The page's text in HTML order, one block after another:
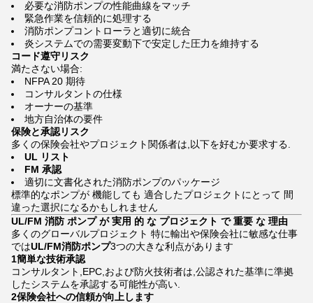
必要な消防ポンプの性能曲線をマッチ
緊急作業を信頼的に処理する
消防ポンプコントローラと適切に統合
炎システムでの需要変動下で安定した圧力を維持する
コード遵守リスク
満たさない場合:
NFPA 20 期待
コンサルタントの仕様
オーナーの基準
地方自治体の要件
保険と承認リスク
多くの保険会社やプロジェクト関係者は,以下を好むか要求する.
UL リスト
FM 承認
適切に文書化された消防ポンプのパッケージ
標準的なポンプが 機能しても 適合したプロジェクトにとって 間
違った選択になるかもしれません
UL/FM 消防 ポンプ が 実用 的 な プロジェクト で 重要 な 理由
多くのグローバルプロジェクト 特に輸出や保険会社に敏感な仕事
ではUL/FM消防ポンプ3つの大きな利点があります
1簡単な技術承認
コンサルタント,EPC,および防火技術者は,公認された基準に準拠
したシステムを承認する可能性が高い.
2保険会社への信頼が向上します